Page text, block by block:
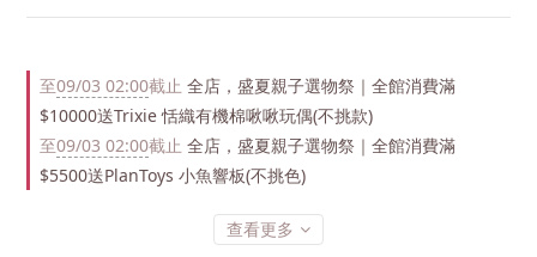
至09/03 02:00截止 全店，盛夏親子選物祭｜全館消費滿
$10000送Trixie 恬織有機棉啾啾玩偶(不挑款)
至09/03 02:00截止 全店，盛夏親子選物祭｜全館消費滿
$5500送PlanToys 小魚響板(不挑色)
查看更多